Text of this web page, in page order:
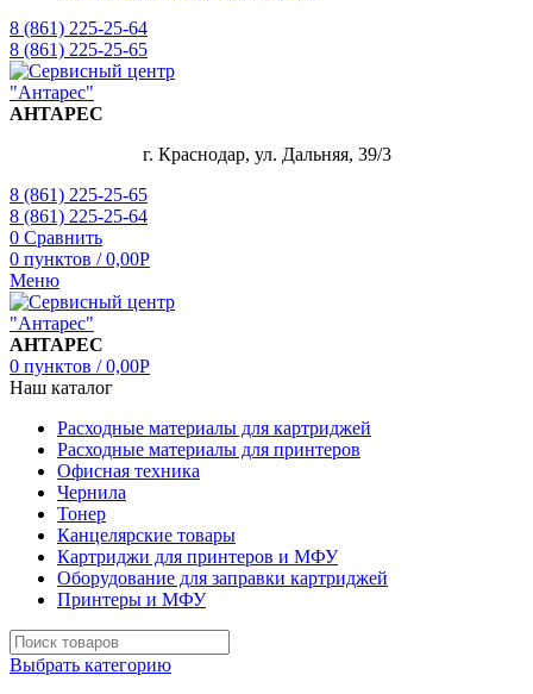
8 (861) 225-25-64
8 (861) 225-25-65
АНТАРЕС
г. Краснодар, ул. Дальняя, 39/3
8 (861) 225-25-65
8 (861) 225-25-64
0 Сравнить
0 пунктов / 0,00Р
Меню
АНТАРЕС
0 пунктов / 0,00Р
Наш каталог
Расходные материалы для картриджей
Расходные материалы для принтеров
Офисная техника
Чернила
Тонер
Канцелярские товары
Картриджи для принтеров и МФУ
Оборудование для заправки картриджей
Принтеры и МФУ
Выбрать категорию